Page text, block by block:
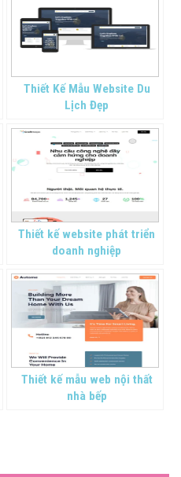
Thiết Kế Mẫu Website Du
Lịch Đẹp
Thiết kế website phát triển
doanh nghiệp
Thiết kế mẫu web nội thất
nhà bếp